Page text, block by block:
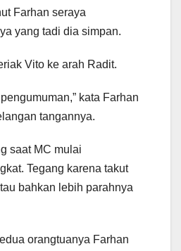
Farhan seraya
yang tadi dia simpan.
Vito ke arah Radit.
kata Farhan
tangannya.
saat MC mulai
Tegang karena takut
bahkan lebih parahnya
orangtuanya Farhan